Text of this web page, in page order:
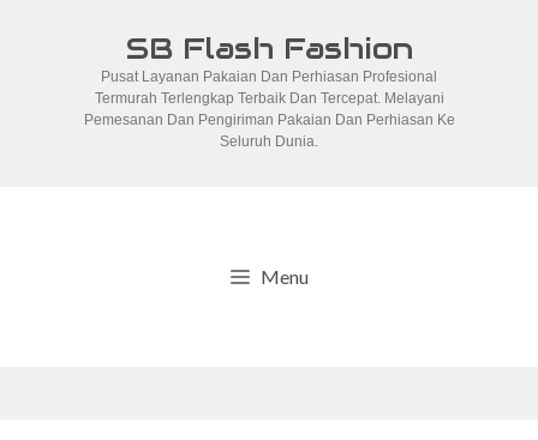
SB Flash Fashion
Pusat Layanan Pakaian Dan Perhiasan Profesional
Termurah Terlengkap Terbaik Dan Tercepat. Melayani
Pemesanan Dan Pengiriman Pakaian Dan Perhiasan Ke
Seluruh Dunia.
Menu